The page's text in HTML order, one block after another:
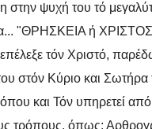
στην ψυχή του τό
"ΘΡΗΣΚΕΙΑ ή ΧΡΙΣΤΟΣ";
τόν Χριστό,
στόν Κύριο και Σωτήρα
και Τόν υπηρετεί από
τρόπους, όπως: